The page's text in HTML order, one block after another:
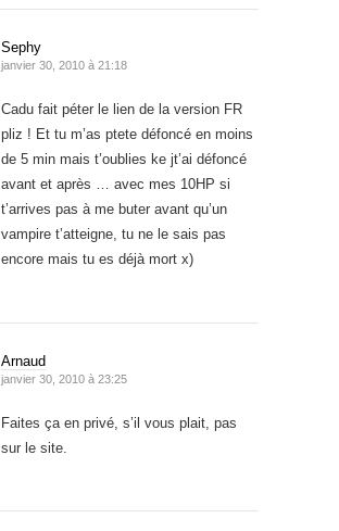
Sephy
janvier 30, 2010 à 21:18
Cadu fait péter le lien de la version FR
pliz ! Et tu m’as ptete défoncé en moins
de 5 min mais t’oublies ke jt’ai défoncé
avant et après … avec mes 10HP si
t’arrives pas à me buter avant qu’un
vampire t’atteigne, tu ne le sais pas
encore mais tu es déjà mort x)
Arnaud
janvier 30, 2010 à 23:25
Faites ça en privé, s’il vous plait, pas
sur le site.